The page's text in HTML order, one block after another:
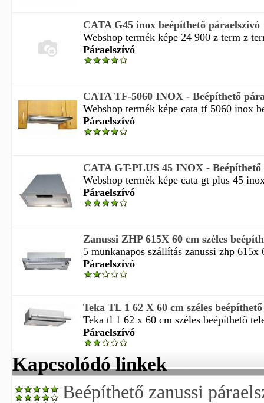
CATA G45 inox beépíthető páraelszívó
Webshop termék képe 24 900 z term z
Páraelszívó
CATA TF-5060 INOX - Beépíthető
Webshop termék képe cata tf 5060 inox
Páraelszívó
CATA GT-PLUS 45 INOX - Beépíthető
Webshop termék képe cata gt plus 45
Páraelszívó
Zanussi ZHP 615X 60 cm széles
5 munkanapos szállítás zanussi zhp 615x
Páraelszívó
Teka TL 1 62 X 60 cm széles
Teka tl 1 62 x 60 cm széles beépíthető
Páraelszívó
Kapcsolódó linkek
Beépíthető zanussi